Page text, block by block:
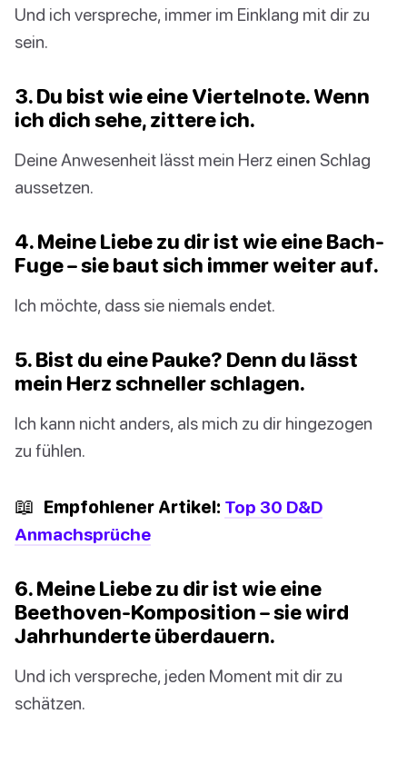
Und ich verspreche, immer im Einklang mit dir zu
sein.
3. Du bist wie eine Viertelnote. Wenn
ich dich sehe, zittere ich.
Deine Anwesenheit lässt mein Herz einen Schlag
aussetzen.
4. Meine Liebe zu dir ist wie eine Bach-
Fuge – sie baut sich immer weiter auf.
Ich möchte, dass sie niemals endet.
5. Bist du eine Pauke? Denn du lässt
mein Herz schneller schlagen.
Ich kann nicht anders, als mich zu dir hingezogen
zu fühlen.
📖 Empfohlener Artikel: Top 30 D&D
Anmachsprüche
6. Meine Liebe zu dir ist wie eine
Beethoven-Komposition – sie wird
Jahrhunderte überdauern.
Und ich verspreche, jeden Moment mit dir zu
schätzen.